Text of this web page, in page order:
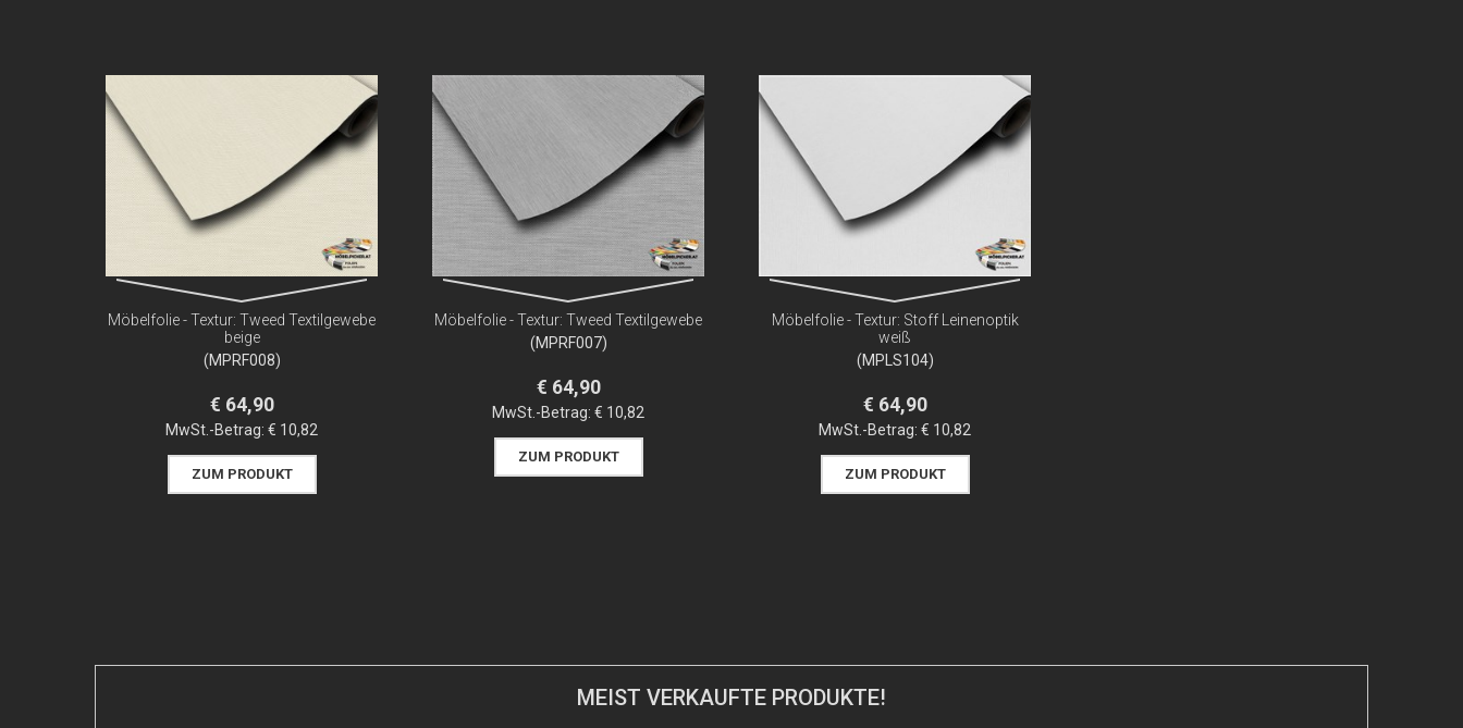
Möbelfolie - Textur: Tweed Textilgewebe
beige
(MPRF008)
€ 64,90
MwSt.-Betrag: € 10,82
ZUM PRODUKT
Möbelfolie - Textur: Tweed Textilgewebe
(MPRF007)
€ 64,90
MwSt.-Betrag: € 10,82
ZUM PRODUKT
Möbelfolie - Textur: Stoff Leinenoptik
weiß
(MPLS104)
€ 64,90
MwSt.-Betrag: € 10,82
ZUM PRODUKT
MEIST VERKAUFTE PRODUKTE!